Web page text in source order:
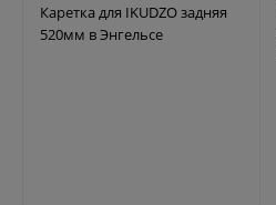
Каретка для IKUDZO задняя
520мм в Энгельсе